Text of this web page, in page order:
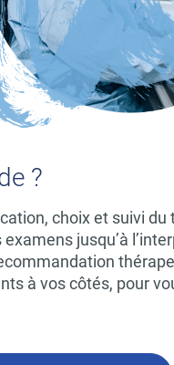
?
choix et suivi du
jusqu’à
à vos côtés, pour